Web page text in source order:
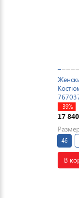
-39%
17 840
46
В